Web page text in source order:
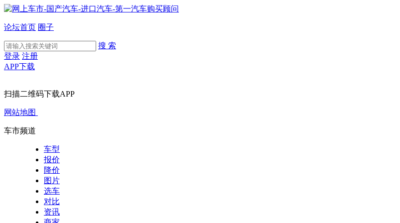
论坛首页 圈子
搜 索
登录 注册
APP下载
扫描二维码下载APP
网站地图
车市频道
车型
报价
降价
图片
选车
对比
资讯